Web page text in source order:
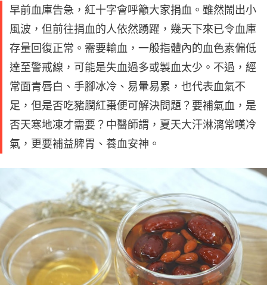
早前血庫告急，紅十字會呼籲大家捐血。雖然鬧出小
風波，但前往捐血的人依然踴躍，幾天下來已令血庫
存量回復正常。需要輸血，一般指體內的血色素偏低
達至警戒線，可能是失血過多或製血太少。不過，經
常面青唇白、手腳冰冷、易暈易累，也代表血氣不
足，但是否吃豬膶紅棗便可解決問題？要補氣血，是
否天寒地凍才需要？中醫師謂，夏天大汗淋漓常嘆冷
氣，更要補益脾胃、養血安神。